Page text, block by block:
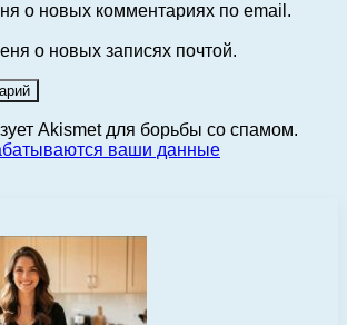
о новых комментариях по email.
о новых записях почтой.
Akismet для борьбы со спамом.
ваши данные